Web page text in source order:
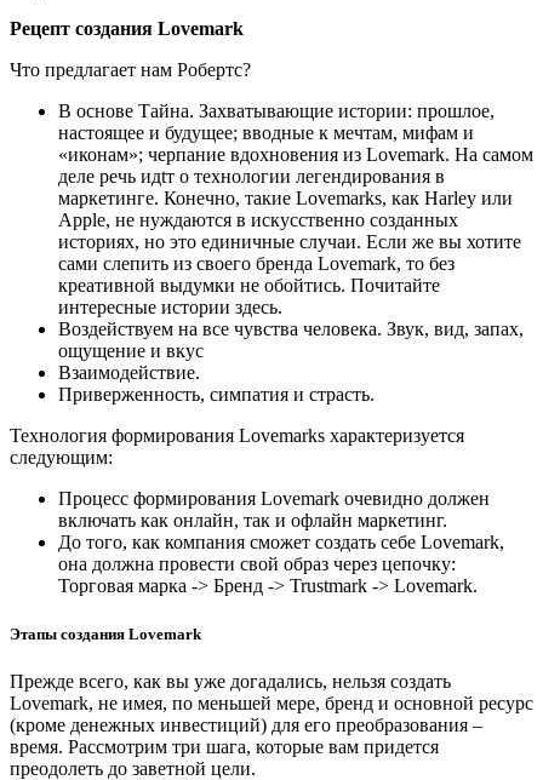
Рецепт создания Lovemark
Что предлагает нам Робертс?
В основе Тайна. Захватывающие истории: прошлое,
настоящее и будущее; вводные к мечтам, мифам и
«иконам»; черпание вдохновения из Lovemark. На самом
деле речь идtт о технологии легендирования в
маркетинге. Конечно, такие Lovemarks, как Harley или
Apple, не нуждаются в искусственно созданных
историях, но это единичные случаи. Если же вы хотите
сами слепить из своего бренда Lovemark, то без
креативной выдумки не обойтись. Почитайте
интересные истории здесь.
Воздействуем на все чувства человека. Звук, вид, запах,
ощущение и вкус
Взаимодействие.
Приверженность, симпатия и страсть.
Технология формирования Lovemarks характеризуется
следующим:
Процесс формирования Lovemark очевидно должен
включать как онлайн, так и офлайн маркетинг.
До того, как компания сможет создать себе Lovemark,
она должна провести свой образ через цепочку:
Торговая марка -> Бренд -> Trustmark -> Lovemark.
Этапы создания Lovemark
Прежде всего, как вы уже догадались, нельзя создать
Lovemark, не имея, по меньшей мере, бренд и основной ресурс
(кроме денежных инвестиций) для его преобразования –
время. Рассмотрим три шага, которые вам придется
преодолеть до заветной цели.